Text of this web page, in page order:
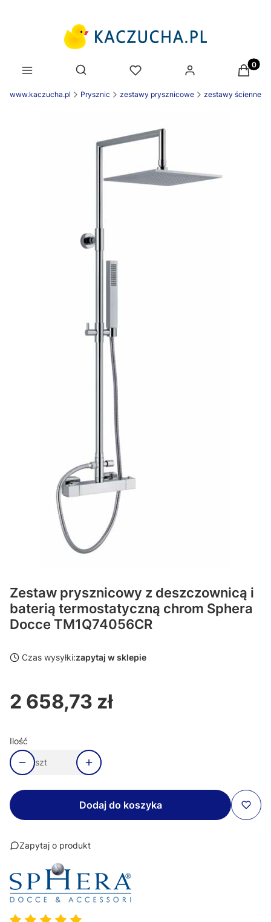
Otwórz wyszukiwarkę
www.kaczucha.pl Prysznic zestawy prysznicowe zestawy ścienne
Zestaw prysznicowy z deszczownicą i
baterią termostatyczną chrom Sphera
Docce TM1Q74056CR
Czas wysyłki:zapytaj w sklepie
Cena
2 658,73 zł
Ilość
szt
Dodaj do koszyka
Zapytaj o produkt